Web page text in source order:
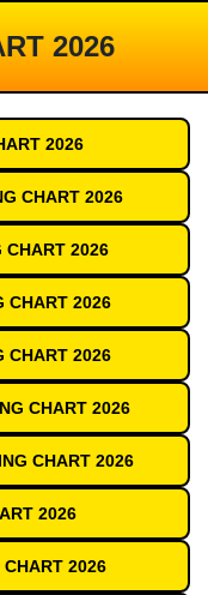
2026
2026
CHART 2026
CHART 2026
CHART 2026
CHART 2026
CHART 2026
CHART 2026
2026
CHART 2026